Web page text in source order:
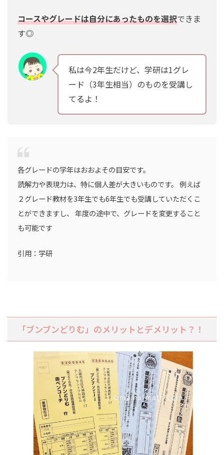
コースやグレードは自分にあったものを選択できま
す◎
私は今2年生だけど、学研は1グレ
ード（3年生相当）のものを受講し
てるよ！
各グレードの学年はおおよその目安です。
読解力や表現力は、特に個人差が大きいものです。 例えば
２グレード教材を3年生でも6年生でも受講していただくこ
とができますし、 年度の途中で、グレードを変更すること
も可能です
引用：学研
「ブンブンどりむ」のメリットとデメリット？！